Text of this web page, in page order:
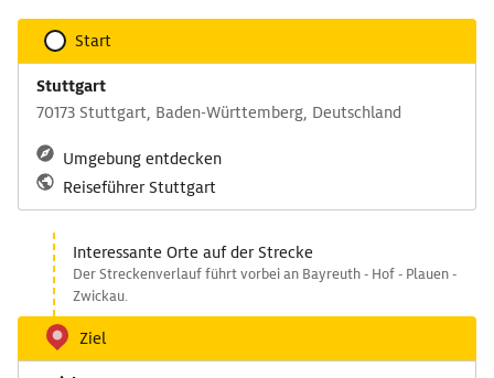
Start
Stuttgart
70173 Stuttgart, Baden-Württemberg, Deutschland
Umgebung entdecken
Reiseführer Stuttgart
Interessante Orte auf der Strecke
Der Streckenverlauf führt vorbei an Bayreuth - Hof - Plauen -
Zwickau.
Ziel